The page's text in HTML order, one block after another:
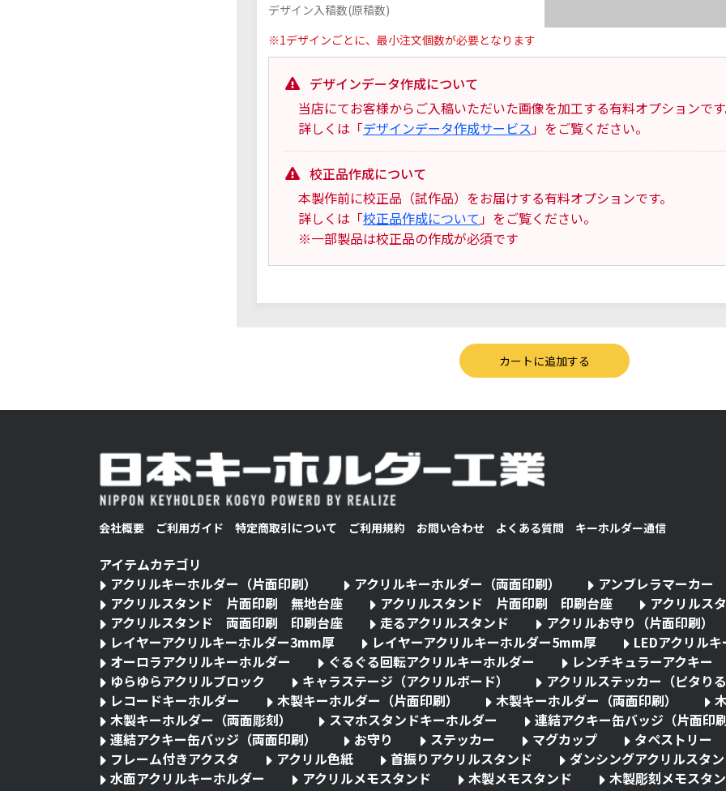
デザイン入稿数(原稿数)
※1デザインごとに、最小注文個数が必要となります
デザインデータ作成について
当店にてお客様からご入稿いただいた画像を加工する有料オプションで
詳しくは「デザインデータ作成サービス」をご覧ください。
校正品作成について
本製作前に校正品（試作品）をお届けする有料オプションです。
詳しくは「校正品作成について」をご覧ください。
※一部製品は校正品の作成が必須です
会社概要 ご利用ガイド 特定商取引について ご利用規約 お問い合わせ よくある質問 キーホルダー通信
アイテムカテゴリ
アクリルキーホルダー（片面印刷）
アクリルキーホルダー（両面印刷）
アンブレラマーカー
アクリルスタンド 片面印刷 無地台座
アクリルスタンド 片面印刷 印刷台座
アクリル
アクリルスタンド 両面印刷 印刷台座
走るアクリルスタンド
アクリルお守り（片面印刷）
レイヤーアクリルキーホルダー3mm厚
レイヤーアクリルキーホルダー5mm厚
LEDアクリル
オーロラアクリルキーホルダー
ぐるぐる回転アクリルキーホルダー
レンチキュラーアクキー
ゆらゆらアクリルブロック
キャラステージ（アクリルボード）
アクリルステッカー（ピタり
レコードキーホルダー
木製キーホルダー（片面印刷） 木製キーホルダー（両面印刷）
木製キーホルダー（両面彫刻）
スマホスタンドキーホルダー
連結アクキー缶バッジ（片面印
連結アクキー缶バッジ（両面印刷）
お守り ステッカー マグカップ
タペストリー
フレーム付きアクスタ
アクリル色紙 首振りアクリルスタンド
ダンシングアクリルスタ
水面アクリルキーホルダー
アクリルメモスタンド 木製メモスタンド
木製彫刻メモスタ